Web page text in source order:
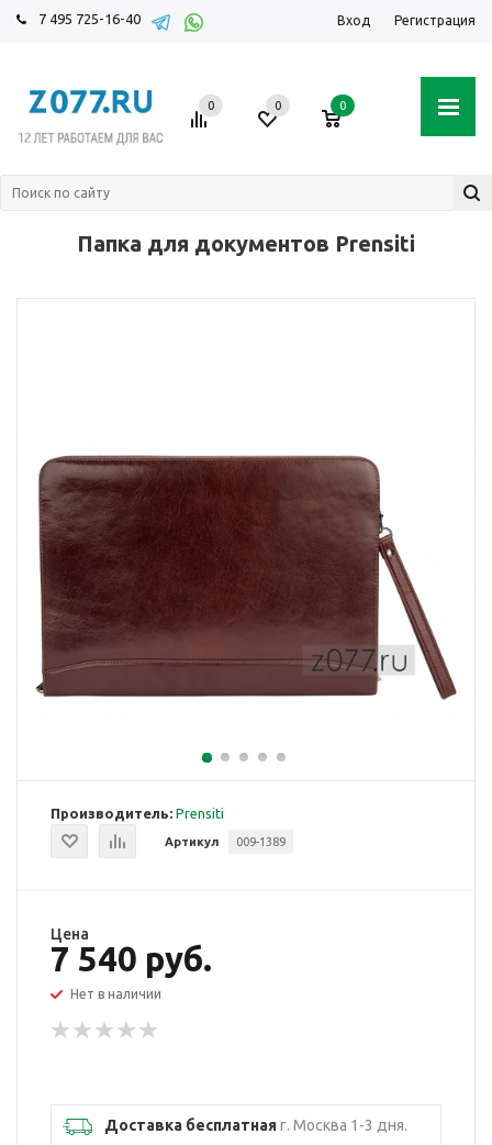
7 495 725-16-40 Вход Регистрация
0 0 0
Папка для документов Prensiti
Производитель: Prensiti
Артикул 009-1389
Цена
7 540 руб.
Нет в наличии
Доставка бесплатнаяг. Москва 1-3 дня.